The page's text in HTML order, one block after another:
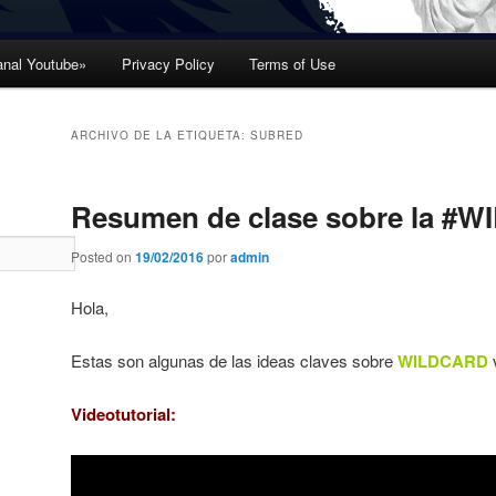
Youtube» Privacy Policy Terms of Use
ARCHIVO DE LA ETIQUETA: SUBRED
Resumen de clase sobre la
Posted on 19/02/2016poradmin
Hola,
Estas son algunas de las ideas claves sobreWILDCARD
Videotutorial: